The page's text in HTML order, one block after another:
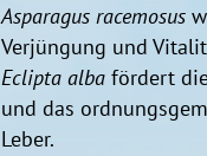
Asparagus racemosus
Verjüngung und
Eclipta alba fördert
und das
Leber.